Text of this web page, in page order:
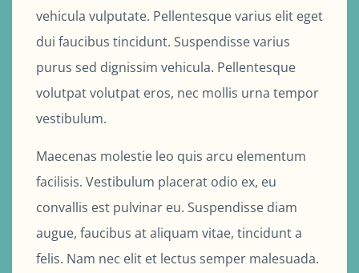
vehicula vulputate. Pellentesque varius elit eget
dui faucibus tincidunt. Suspendisse varius
purus sed dignissim vehicula. Pellentesque
volutpat volutpat eros, nec mollis urna tempor
vestibulum.
Maecenas molestie leo quis arcu elementum
facilisis. Vestibulum placerat odio ex, eu
convallis est pulvinar eu. Suspendisse diam
augue, faucibus at aliquam vitae, tincidunt a
felis. Nam nec elit et lectus semper malesuada.